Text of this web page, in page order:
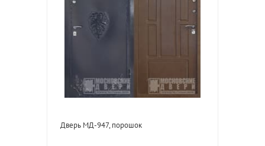
Дверь МД-947, порошок